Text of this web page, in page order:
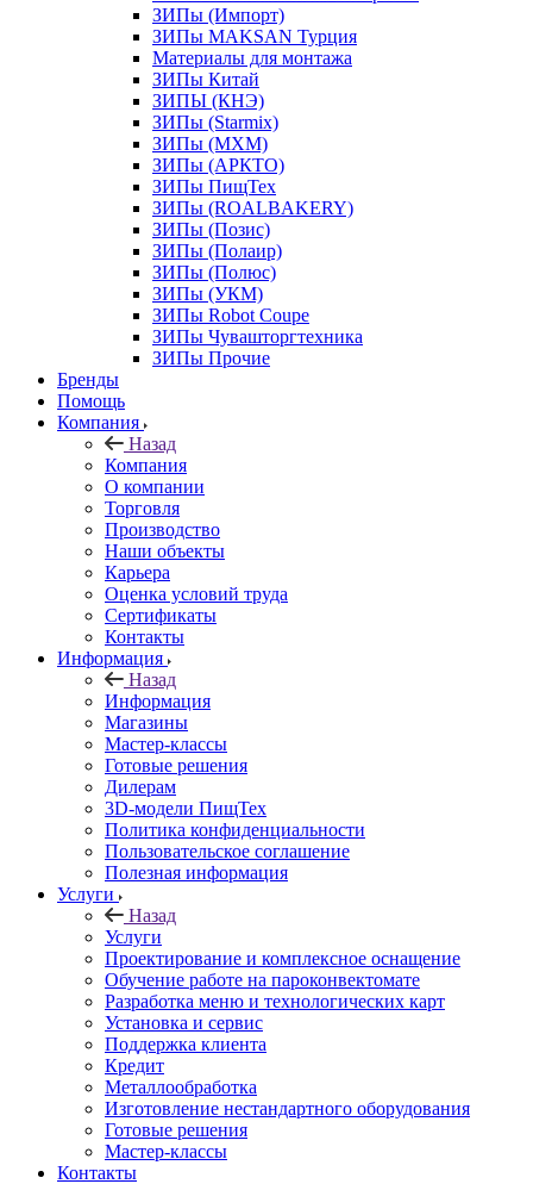
ЗИПы (Импорт)
ЗИПы MAKSAN Турция
Материалы для монтажа
ЗИПы Китай
ЗИПЫ (КНЭ)
ЗИПы (Starmix)
ЗИПы (МХМ)
ЗИПы (АРКТО)
ЗИПы ПищТех
ЗИПы (ROALBAKERY)
ЗИПы (Позис)
ЗИПы (Полаир)
ЗИПы (Полюс)
ЗИПы (УКМ)
ЗИПы Robot Coupe
ЗИПы Чувашторгтехника
ЗИПы Прочие
Бренды
Помощь
Компания
Назад
Компания
О компании
Торговля
Производство
Наши объекты
Карьера
Оценка условий труда
Сертификаты
Контакты
Информация
Назад
Информация
Магазины
Мастер-классы
Готовые решения
Дилерам
3D-модели ПищТех
Политика конфиденциальности
Пользовательское соглашение
Полезная информация
Услуги
Назад
Услуги
Проектирование и комплексное оснащение
Обучение работе на пароконвектомате
Разработка меню и технологических карт
Установка и сервис
Поддержка клиента
Кредит
Металлообработка
Изготовление нестандартного оборудования
Готовые решения
Мастер-классы
Контакты